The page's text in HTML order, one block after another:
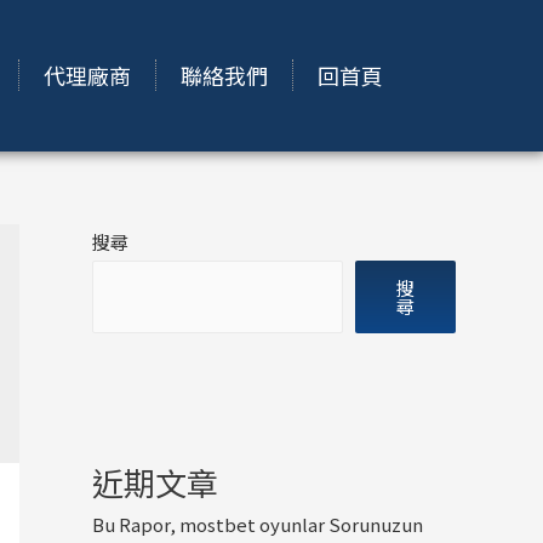
代理廠商 聯絡我們 回首頁
搜尋
搜
尋
近期文章
Bu Rapor, mostbet oyunlar Sorunuzun